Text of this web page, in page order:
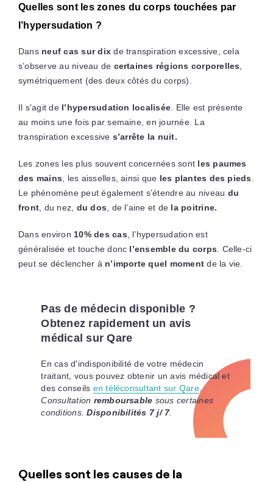
Quelles sont les zones du corps touchées par
l’hypersudation ?
Dans neuf cas sur dix de transpiration excessive, cela
s’observe au niveau de certaines régions corporelles
symétriquement (des deux côtés du corps).
Il s’agit del’hypersudation localisée . Elle est présente
au moins une fois par semaine, en journée. La
transpiration excessive s’arrête la nuit.
Les zones les plus souvent concernées sont les paumes
des mains , les aisselles, ainsi que les plantes des pieds
Le phénomène peut également s’étendre au niveau du
front , du nez, du dos , de l’aine et de la poitrine.
Dans environ 10% des cas , l’hypersudation est
généralisée et touche donc l’ensemble du corps . Celle-ci
peut se déclencher à n’importe quel moment de la vie.
Pas de médecin disponible ?
Obtenez rapidement un avis
médical sur Qare
En cas d'indisponibilité de votre médecin
traitant, vous pouvez obtenir un avis médical et
des conseils en téléconsultant sur Qare.
Consultation remboursable sous certaines
conditions.Disponibilités 7 j/ 7.
Quelles sont les causes de la